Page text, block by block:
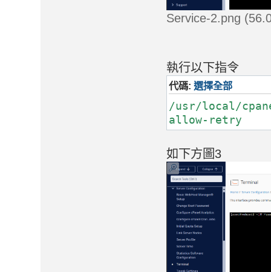
Service-2.png
執行以下指令
代碼:選擇全部
/usr/local/
allow-retry
如下方圖3